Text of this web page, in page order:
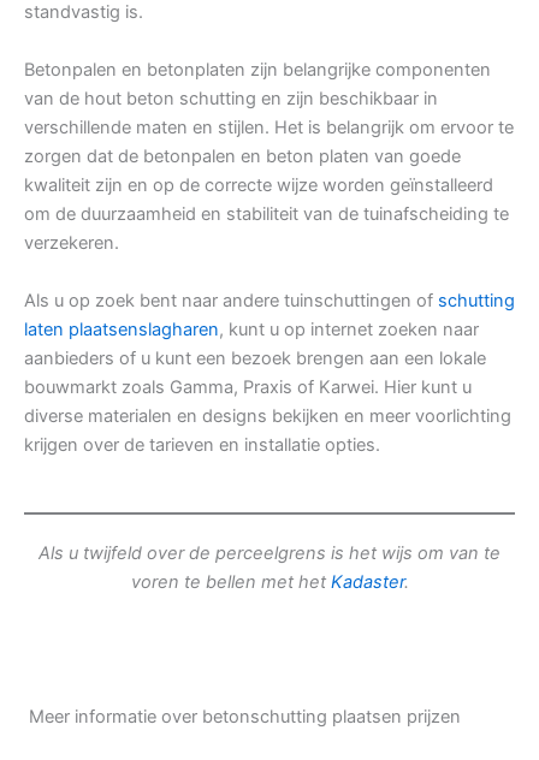
standvastig is.
Betonpalen en betonplaten zijn belangrijke componenten
van de hout beton schutting en zijn beschikbaar in
verschillende maten en stijlen. Het is belangrijk om ervoor te
zorgen dat de betonpalen en beton platen van goede
kwaliteit zijn en op de correcte wijze worden geïnstalleerd
om de duurzaamheid en stabiliteit van de tuinafscheiding te
verzekeren.
Als u op zoek bent naar andere tuinschuttingen of schutting
laten plaatsenslagharen, kunt u op internet zoeken naar
aanbieders of u kunt een bezoek brengen aan een lokale
bouwmarkt zoals Gamma, Praxis of Karwei. Hier kunt u
diverse materialen en designs bekijken en meer voorlichting
krijgen over de tarieven en installatie opties.
Als u twijfeld over de perceelgrens is het wijs om van te
voren te bellen met het Kadaster.
Meer informatie over betonschutting plaatsen prijzen